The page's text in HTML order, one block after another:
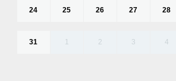
24 25 26 27 28
31 1 2 3 4